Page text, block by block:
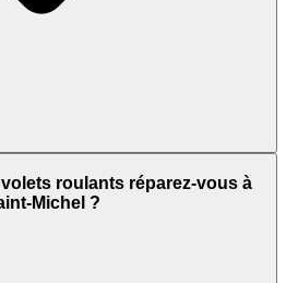
roulants réparez-vous à
Michel ?